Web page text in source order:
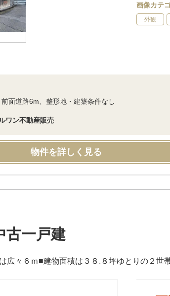
画像カテ
外観
面道路6m、整形地・建築条件なし
ワン不動産販売
物件を詳しく見る
古一戸建
広々６ｍ■建物面積は３８.８坪ゆとりの２世